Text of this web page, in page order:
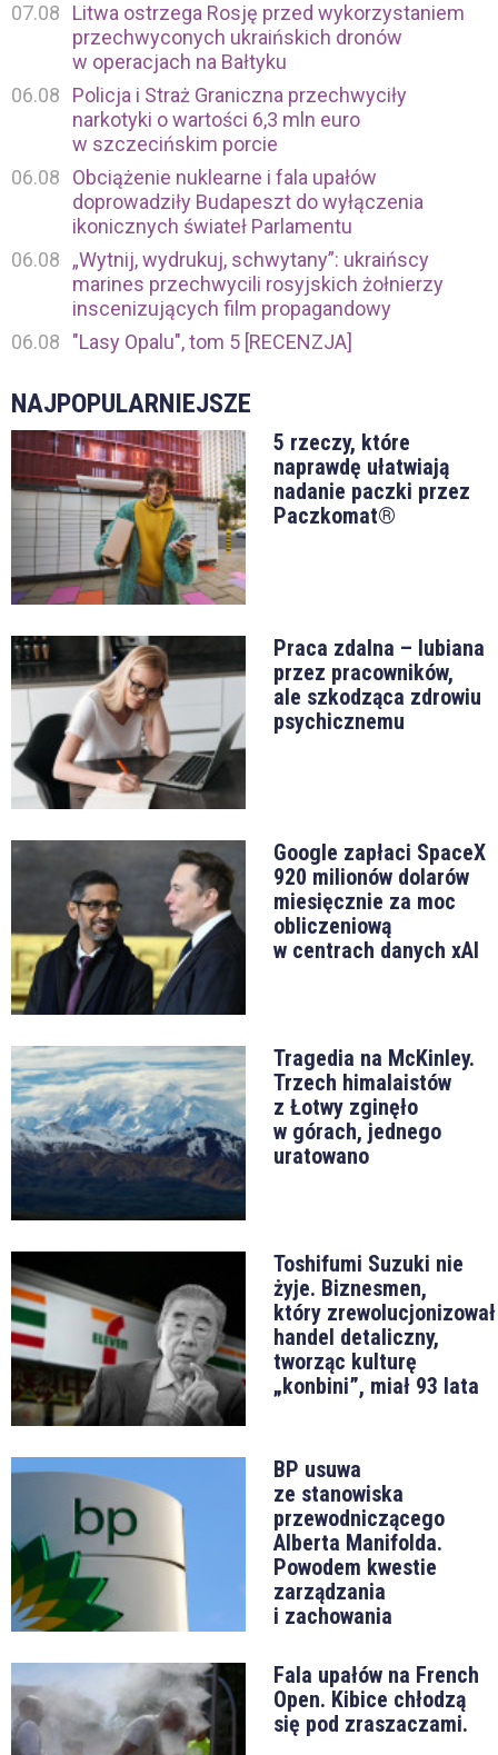
07.08
Litwa ostrzega Rosję przed wykorzystaniem
przechwyconych ukraińskich dronów
w operacjach na Bałtyku
06.08
Policja i Straż Graniczna przechwyciły
narkotyki o wartości 6,3 mln euro
w szczecińskim porcie
06.08
Obciążenie nuklearne i fala upałów
doprowadziły Budapeszt do wyłączenia
ikonicznych świateł Parlamentu
06.08
„Wytnij, wydrukuj, schwytany”: ukraińscy
marines przechwycili rosyjskich żołnierzy
inscenizujących film propagandowy
06.08
"Lasy Opalu", tom 5 [RECENZJA]
NAJPOPULARNIEJSZE
5 rzeczy, które
naprawdę ułatwiają
nadanie paczki przez
Paczkomat®
Praca zdalna – lubiana
przez pracowników,
ale szkodząca zdrowiu
psychicznemu
Google zapłaci SpaceX
920 milionów dolarów
miesięcznie za moc
obliczeniową
w centrach danych xAI
Tragedia na McKinley.
Trzech himalaistów
z Łotwy zginęło
w górach, jednego
uratowano
Toshifumi Suzuki nie
żyje. Biznesmen,
który zrewolucjonizował
handel detaliczny,
tworząc kulturę
„konbini”, miał 93 lata
BP usuwa
ze stanowiska
przewodniczącego
Alberta Manifolda.
Powodem kwestie
zarządzania
i zachowania
Fala upałów na French
Open. Kibice chłodzą
się pod zraszaczami.